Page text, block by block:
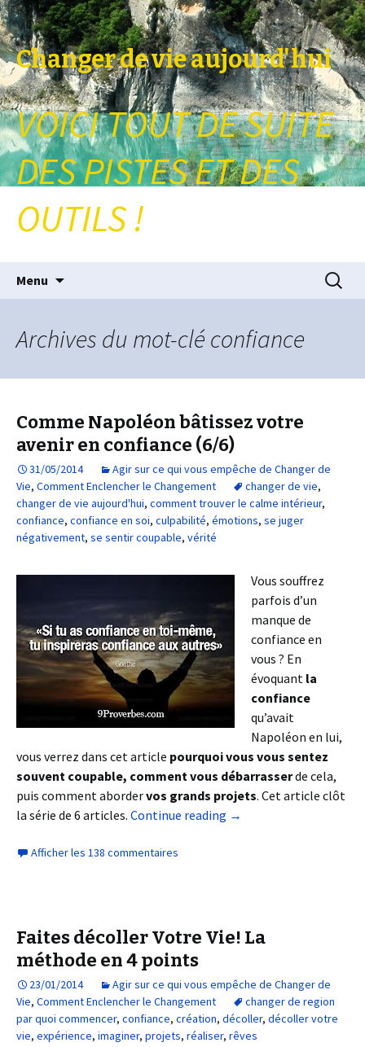
Changer de vie aujourd'hui
VOICI TOUT DE SUITE
DES PISTES ET DES
OUTILS !
Menu
Archives du mot-clé confiance
Comme Napoléon bâtissez votre
avenir en confiance (6/6)
31/05/2014
Agir sur ce qui vous empêche de Changer de
Vie, Comment Enclencher le Changement changer de vie,
changer de vie aujourd'hui, comment trouver le calme intérieur,
confiance, confiance en soi, culpabilité, émotions, se juger
négativement, se sentir coupable, vérité
Vous souffrez
parfois d’un
manque de
confiance en
vous ? En
évoquant la
confiance
qu’avait
Napoléon en lui,
vous verrez dans cet article pourquoi vous vous sentez
souvent coupable, comment vous débarrasserde cela,
puis comment abordervos grands projets. Cet article clôt
la série de 6 articles. Continue reading →
Afficher les 138 commentaires
Faites décoller Votre Vie! La
méthode en 4 points
23/01/2014
Agir sur ce qui vous empêche de Changer de
Vie, Comment Enclencher le Changement
changer de region
par quoi commencer, confiance, création, décoller, décoller votre
vie, expérience, imaginer, projets, réaliser, rêves